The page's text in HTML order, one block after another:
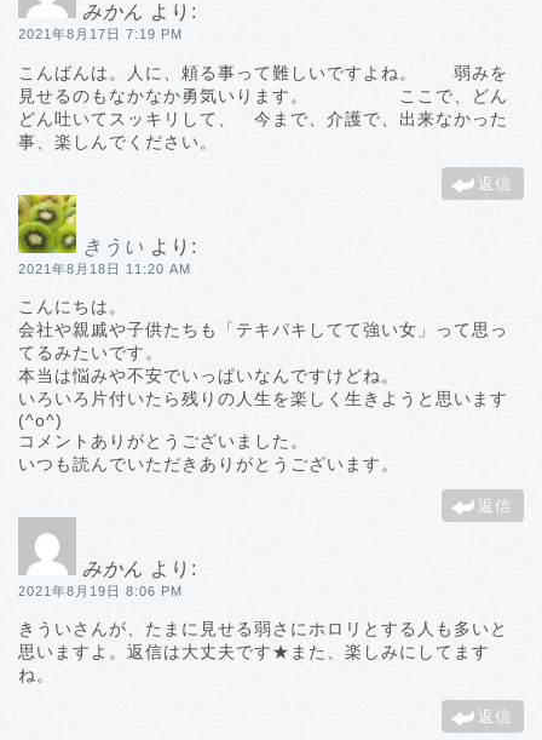
みかん より:
2021年8月17日 7:19 PM
こんばんは。人に、頼る事って難しいですよね。 弱みを
見せるのもなかなか勇気いります。 ここで、どん
どん吐いてスッキリして、 今まで、介護で、出来なかった
事、楽しんでください。
返信
きうい より:
2021年8月18日 11:20 AM
こんにちは。
会社や親戚や子供たちも「テキパキしてて強い女」って思っ
てるみたいです。
本当は悩みや不安でいっぱいなんですけどね。
いろいろ片付いたら残りの人生を楽しく生きようと思います
(^o^)
コメントありがとうございました。
いつも読んでいただきありがとうございます。
返信
みかん より:
2021年8月19日 8:06 PM
きういさんが、たまに見せる弱さにホロリとする人も多いと
思いますよ。返信は大丈夫です★また、楽しみにしてます
ね。
返信